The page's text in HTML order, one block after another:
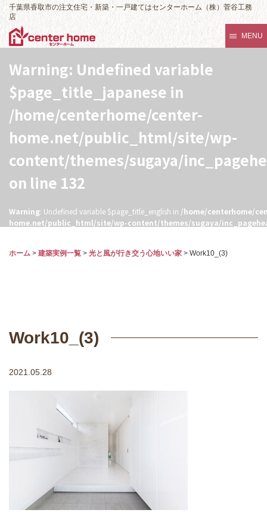
千葉県香取市の注文住宅・新築・一戸建てはセンターホーム（株）菅谷工務
店
MENU
Warning: Undefined variable
$page_title_japanese in
/home/centerhome/center-
home.net/public_html/site/wp-
content/themes/sugaya/
on line 132
Warning: Undefined variable $page_title_english in /home/centerhome/
home.net/public_html/site/wp-content/themes/sugaya/
ホーム > 建築実例一覧 > 光と風が行き交う心地いい家 > Work10_(3)
Work10_(3)
2021.05.28